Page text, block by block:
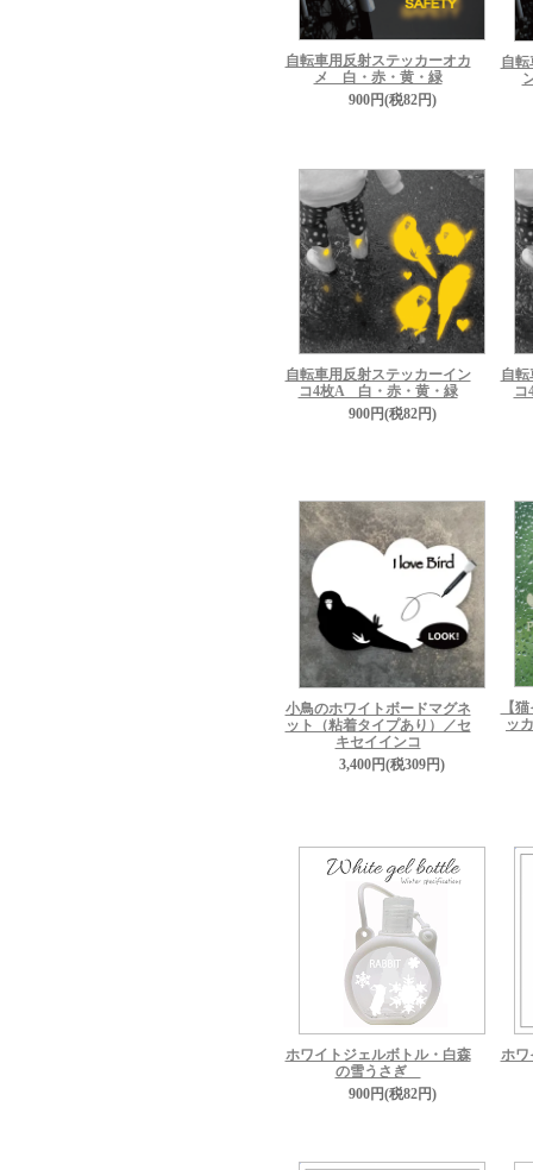
自転車用反射ステッカーオカ
メ 白・赤・黄・緑
900円(税82円)
自
自転車用反射ステッカーイン
コ4枚A 白・赤・黄・緑
900円(税82円)
自
小鳥のホワイトボードマグネ
ット（粘着タイプあり）／セ
キセイインコ
3,400円(税309円)
【
ッ
ホワイトジェルボトル・白森
の雪うさぎ
900円(税82円)
ホワ